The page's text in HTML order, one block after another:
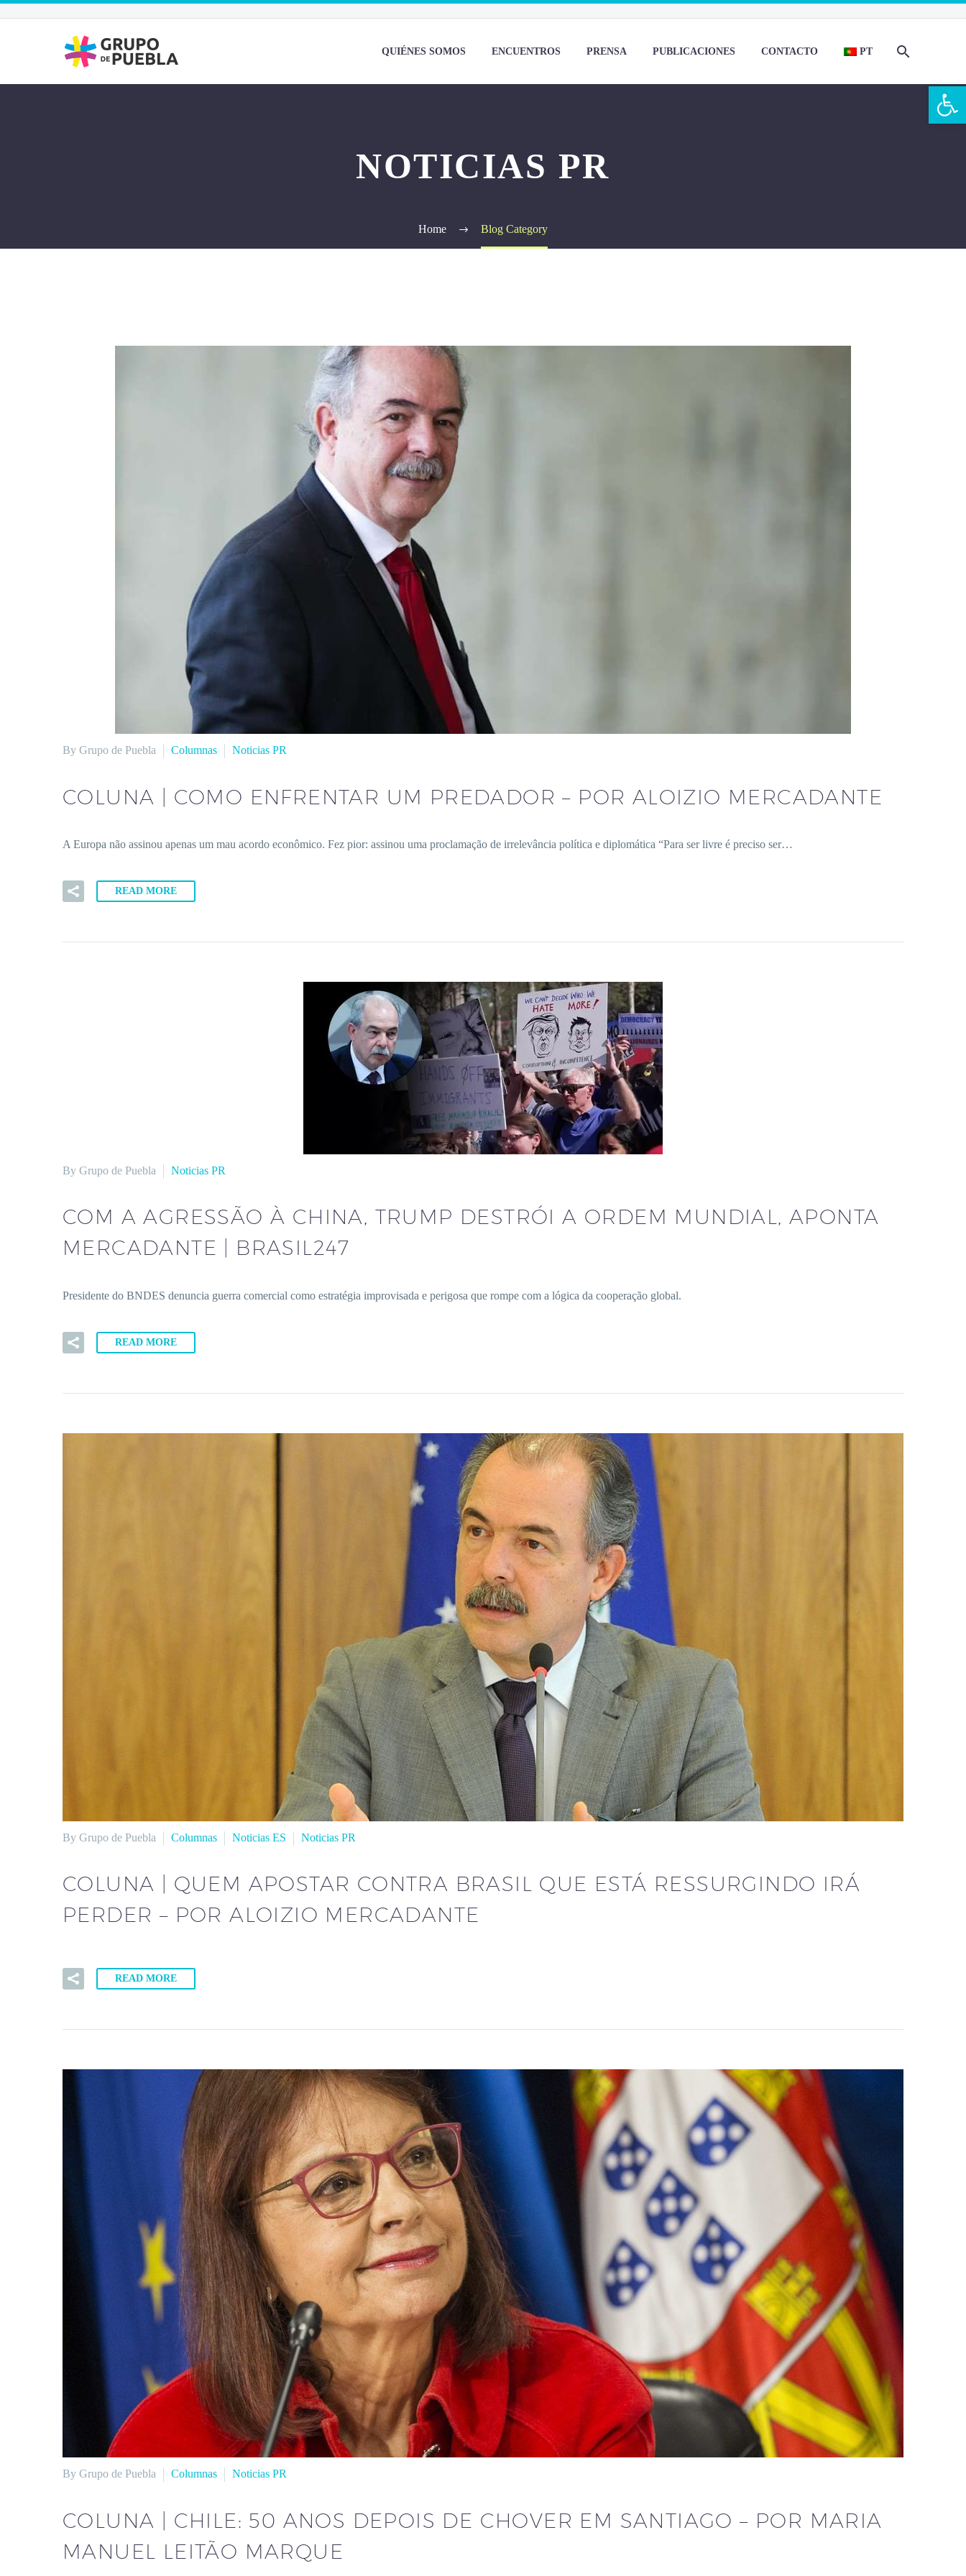
QUIÉNES SOMOS ENCUENTROS PRENSA PUBLICACIONES CONTACTO PT
NOTICIAS PR
Home Blog Category
By Grupo de Puebla Columnas Noticias PR
COLUNA | COMO ENFRENTAR UM PREDADOR – POR ALOIZIO MERCADANTE
A Europa não assinou apenas um mau acordo econômico. Fez pior: assinou uma proclamação de irrelevância política e diplomática “Para ser livre é preciso ser…
READ MORE
By Grupo de Puebla Noticias PR
COM A AGRESSÃO À CHINA, TRUMP DESTRÓI A ORDEM MUNDIAL, APONTA
MERCADANTE | BRASIL247
Presidente do BNDES denuncia guerra comercial como estratégia improvisada e perigosa que rompe com a lógica da cooperação global.
READ MORE
By Grupo de Puebla Columnas Noticias ES Noticias PR
COLUNA | QUEM APOSTAR CONTRA BRASIL QUE ESTÁ RESSURGINDO IRÁ
PERDER – POR ALOIZIO MERCADANTE
READ MORE
By Grupo de Puebla Columnas Noticias PR
COLUNA | CHILE: 50 ANOS DEPOIS DE CHOVER EM SANTIAGO – POR MARIA
MANUEL LEITÃO MARQUE